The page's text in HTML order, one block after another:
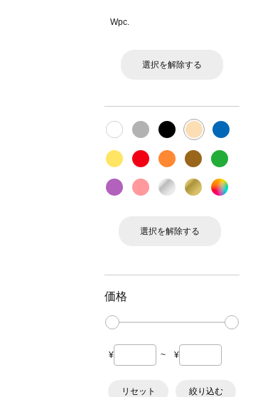
Wpc.
選択を解除する
選択を解除する
価格
¥ ~ ¥
リセット 絞り込む